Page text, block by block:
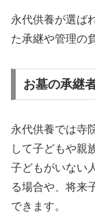
永代供養が選ば
た承継や管理の
お墓の承継
永代供養では寺
して子どもや親
子どもがいない
る場合や、将来
できます。